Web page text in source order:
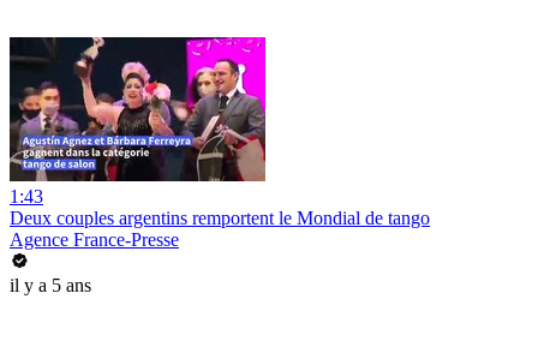
1:43
Deux couples argentins remportent le Mondial de tango
Agence France-Presse
il y a 5 ans